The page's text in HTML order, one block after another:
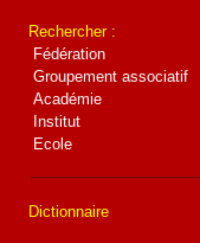
Rechercher :
Fédération
Groupement associatif
Académie
Institut
Ecole
Dictionnaire